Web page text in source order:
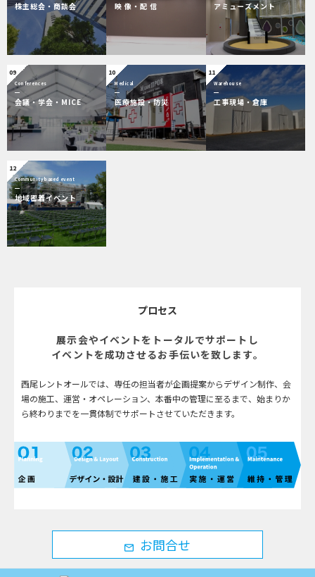
株主総会・商談会 映 像・配 信 アミューズメント
09
Conferences
会議・学会・MICE
10
Medical
医療施設・防災
11
Warehouse
工事現場・倉庫
12
Community based event
地域密着イベント
プロセス
展示会やイベントをトータルでサポートし
イベントを成功させるお手伝いを致します。
西尾レントオールでは、専任の担当者が企画提案からデザイン制作、 会
場の施工、運営・オペレーション、本番中の管理に至るまで、 始まりか
ら終わりまでを一貫体制でサポートさせていただきます。
お問合せ